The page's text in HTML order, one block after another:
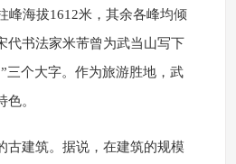
峰海拔1612米，其余各峰均倾
代书法家米芾曾为武当山写下
三个大字。作为旅游胜地，武
。
古建筑。据说，在建筑的规模